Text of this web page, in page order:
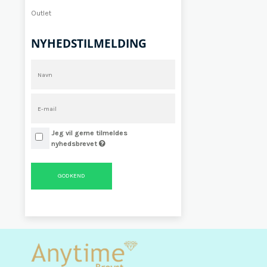
Outlet
NYHEDSTILMELDING
Jeg vil gerne tilmeldes
nyhedsbrevet
GODKEND